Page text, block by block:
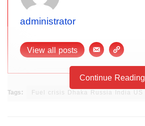
administrator
View all posts
Continue Reading
Tags: Fuel crisis Dhaka Russia India US